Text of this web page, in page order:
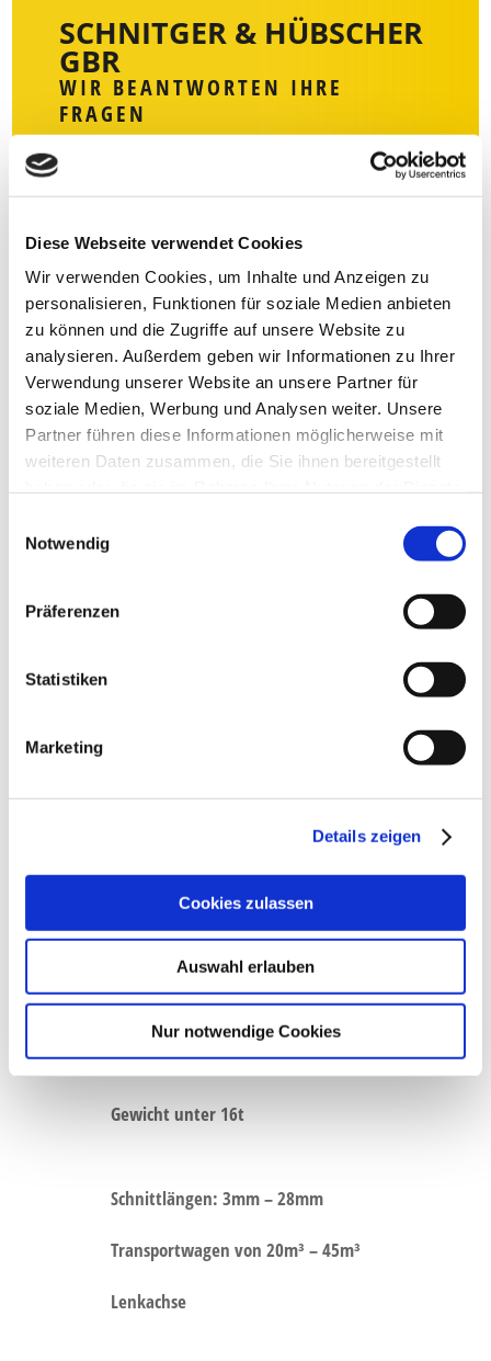
Diese Webseite verwendet Cookies
Wir verwenden Cookies, um Inhalte und Anzeigen zu
personalisieren, Funktionen für soziale Medien anbieten
zu können und die Zugriffe auf unsere Website zu
analysieren. Außerdem geben wir Informationen zu Ihrer
Verwendung unserer Website an unsere Partner für
soziale Medien, Werbung und Analysen weiter. Unsere
Partner führen diese Informationen möglicherweise mit
weiteren Daten zusammen, die Sie ihnen bereitgestellt
Notwendig
Präferenzen
Statistiken
Marketing
Details zeigen
Cookies zulassen
Auswahl erlauben
Nur notwendige Cookies
SCHNITGER & HÜBSCHER
GBR
WIR BEANTWORTEN IHRE
FRAGEN
Sie haben Fragen zu unseren Leistungen.
professionell, individuell und setzen Ihre
Arbeiten effektiv für Sie um.
JETZT KONTAKTIEREN
2 John Deere 8400i mit 540PS
Bodenschonende Bereifung (900 / R42)
Siliermittelanlage
Gewicht unter 16t
Schnittlängen: 3mm – 28mm
Transportwagen von 20m³ – 45m³
Lenkachse